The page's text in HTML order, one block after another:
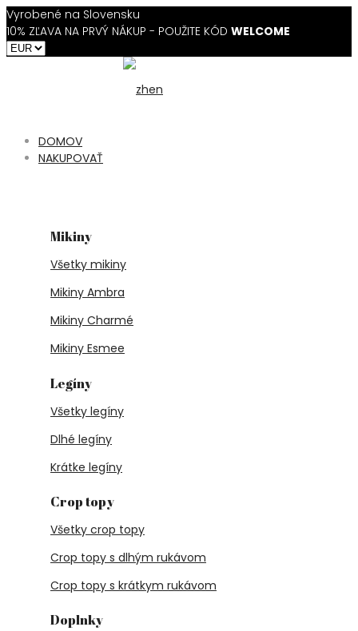
Vyrobené na Slovensku
10% ZĽAVA NA PRVÝ NÁKUP - POUŽITE KÓD WELCOME
DOMOV
NAKUPOVAŤ
Mikiny
Všetky mikiny
Mikiny Ambra
Mikiny Charmé
Mikiny Esmee
Legíny
Všetky legíny
Dlhé legíny
Krátke legíny
Crop topy
Všetky crop topy
Crop topy s dlhým rukávom
Crop topy s krátkym rukávom
Doplnky